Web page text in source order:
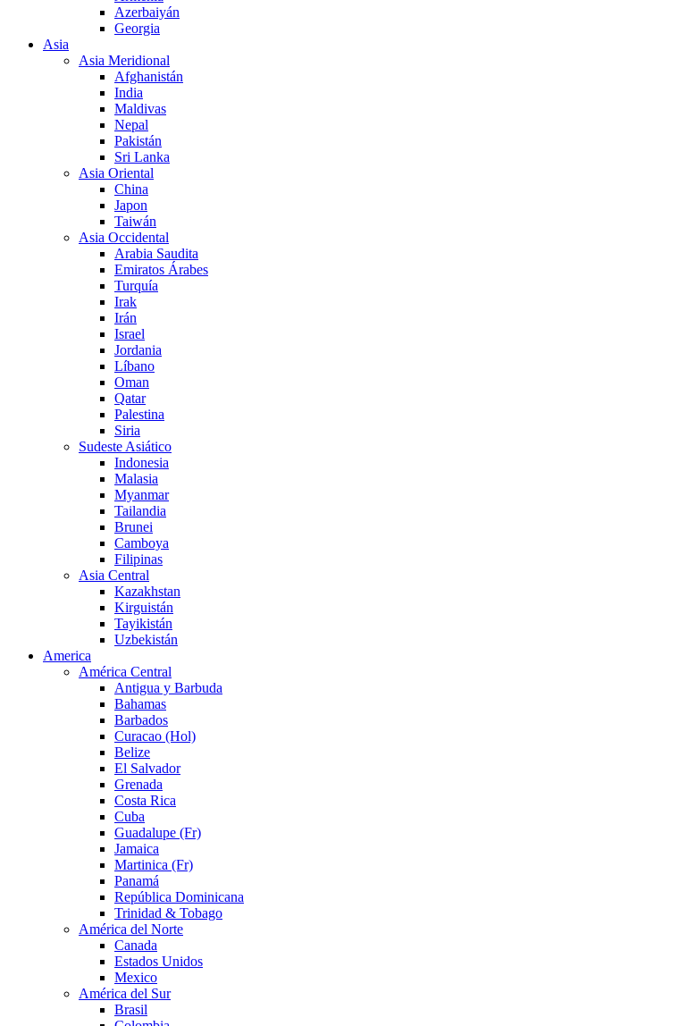
Azerbaiyán
Georgia
Asia
Asia Meridional
Afghanistán
India
Maldivas
Nepal
Pakistán
Sri Lanka
Asia Oriental
China
Japon
Taiwán
Asia Occidental
Arabia Saudita
Emiratos Árabes
Turquía
Irak
Irán
Israel
Jordania
Líbano
Oman
Qatar
Palestina
Siria
Sudeste Asiático
Indonesia
Malasia
Myanmar
Tailandia
Brunei
Camboya
Filipinas
Asia Central
Kazakhstan
Kirguistán
Tayikistán
Uzbekistán
America
América Central
Antigua y Barbuda
Bahamas
Barbados
Curacao (Hol)
Belize
El Salvador
Grenada
Costa Rica
Cuba
Guadalupe (Fr)
Jamaica
Martinica (Fr)
Panamá
República Dominicana
Trinidad & Tobago
América del Norte
Canada
Estados Unidos
Mexico
América del Sur
Brasil